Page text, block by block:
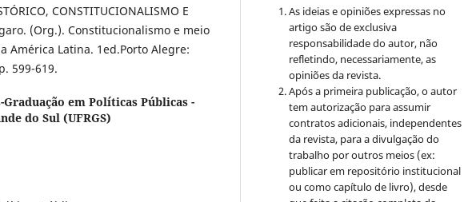
CONSTITUCIONALISMO E
(Org.). Constitucionalismo e meio
América Latina. 1ed.Porto Alegre:
599-619.
Graduação em Políticas Públicas -
do Sul (UFRGS)
As ideias e opiniões expressas no
artigo são de exclusiva
responsabilidade do autor, não
refletindo, necessariamente, as
opiniões da revista.
Após a primeira publicação, o autor
tem autorização para assumir
contratos adicionais, independentes
da revista, para a divulgação do
trabalho por outros meios (ex:
publicar em repositório institucional
ou como capítulo de livro), desde